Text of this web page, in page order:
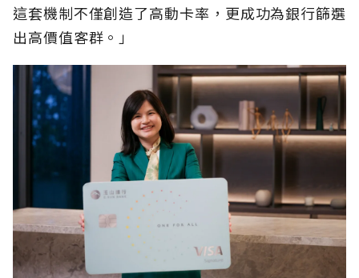
這套機制不僅創造了高動卡率，更成功為銀行篩選
出高價值客群。」